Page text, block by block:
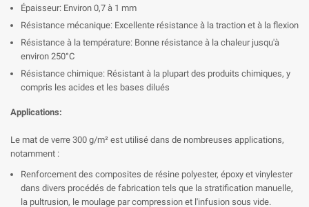
Épaisseur: Environ 0,7 à 1 mm
Résistance mécanique: Excellente résistance à la traction et à la flexion
Résistance à la température: Bonne résistance à la chaleur jusqu'à
environ 250°C
Résistance chimique: Résistant à la plupart des produits chimiques, y
compris les acides et les bases dilués
Applications:
Le mat de verre 300 g/m² est utilisé dans de nombreuses applications,
notamment :
Renforcement des composites de résine polyester, époxy et vinylester
dans divers procédés de fabrication tels que la stratification manuelle,
la pultrusion, le moulage par compression et l'infusion sous vide.